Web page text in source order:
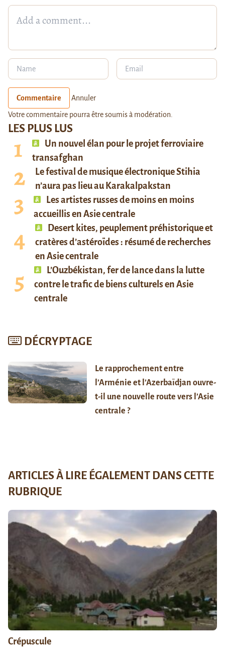
LES PLUS LUS
Un nouvel élan pour le projet ferroviaire
transafghan
Le festival de musique électronique Stihia
n’aura pas lieu au Karakalpakstan
Les artistes russes de moins en moins
accueillis en Asie centrale
Desert kites, peuplement préhistorique et
cratères d’astéroïdes : résumé de recherches
en Asie centrale
L’Ouzbékistan, fer de lance dans la lutte
contre le trafic de biens culturels en Asie
centrale
DÉCRYPTAGE
Le rapprochement entre
l’Arménie et l’Azerbaïdjan ouvre-
t-il une nouvelle route vers l’Asie
centrale ?
Commentaire Annuler
Votre commentaire pourra être soumis à modération.
ARTICLES À LIRE ÉGALEMENT DANS CETTE
RUBRIQUE
Crépuscule